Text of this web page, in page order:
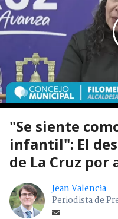
"Se siente
infantil": El
de La Cruz
Jean Valencia
Periodista de